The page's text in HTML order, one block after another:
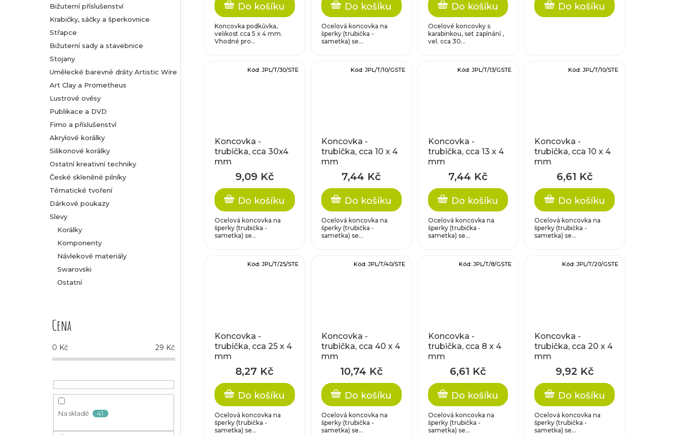
Bižuterní příslušenství
Krabičky, sáčky a šperkovnice
Střapce
Bižuterní sady a stavebnice
Stojany
Umělecké barevné dráty Artistic Wire
Art Clay a Prometheus
Lustrové ověsy
Publikace a DVD
Fimo a příslušenství
Akrylové korálky
Silikonové korálky
Ostatní kreativní techniky
České skleněné pilníky
Tématické tvoření
Dárkové poukazy
Slevy
Korálky
Komponenty
Návlekové materiály
Swarovski
Ostatní
Cena
0 Kč 29 Kč
Na skladě 41
Do košíku
Koncovka podkůvka,
velikost cca 5 x 4 mm.
Vhodné pro...
Do košíku
Ocelová koncovka na
šperky (trubička -
sametka) se...
Do košíku
Ocelové koncovky s
karabinkou, set zapínání ,
vel. cca 30...
Do košíku
Koncovka -
trubička, cca 30x4
mm
9,09 Kč
Do košíku
Ocelová koncovka na
šperky (trubička -
sametka) se...
Kód: JPL/T/30/STE
Koncovka -
trubička, cca 10 x 4
mm
7,44 Kč
Do košíku
Ocelová koncovka na
šperky (trubička -
sametka) se...
Kód: JPL/T/10/GSTE
Koncovka -
trubička, cca 13 x 4
mm
7,44 Kč
Do košíku
Ocelová koncovka na
šperky (trubička -
sametka) se...
Kód:JPL/T/13/GSTE
Koncovka -
trubička, cca 10 x 4
mm
6,61 Kč
Do košíku
Ocelová koncovka na
šperky (trubička -
sametka) se...
Kód: JPL/T/10/STE
Koncovka -
trubička, cca 25 x 4
mm
8,27 Kč
Do košíku
Ocelová koncovka na
šperky (trubička -
sametka) se...
Kód: JPL/T/25/STE
Koncovka -
trubička, cca 40 x 4
mm
10,74 Kč
Do košíku
Ocelová koncovka na
šperky (trubička -
sametka) se...
Kód: JPL/T/40/STE
Koncovka -
trubička, cca 8 x 4
mm
6,61 Kč
Do košíku
Ocelová koncovka na
šperky (trubička -
sametka) se...
Kód:JPL/T/8/GSTE
Koncovka -
trubička, cca 20 x 4
mm
9,92 Kč
Do košíku
Ocelová koncovka na
šperky (trubička -
sametka) se...
Kód: JPL/T/20/GSTE